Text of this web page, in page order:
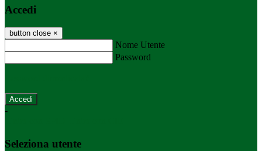
Accedi
button close ×
Nome Utente
Password
-
Seleziona utente